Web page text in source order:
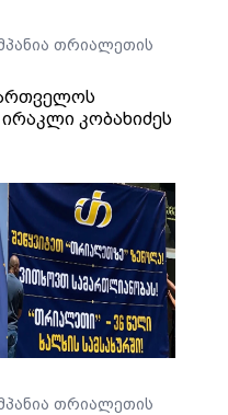
თრიალეთის
კობახიძეს
თრიალეთის